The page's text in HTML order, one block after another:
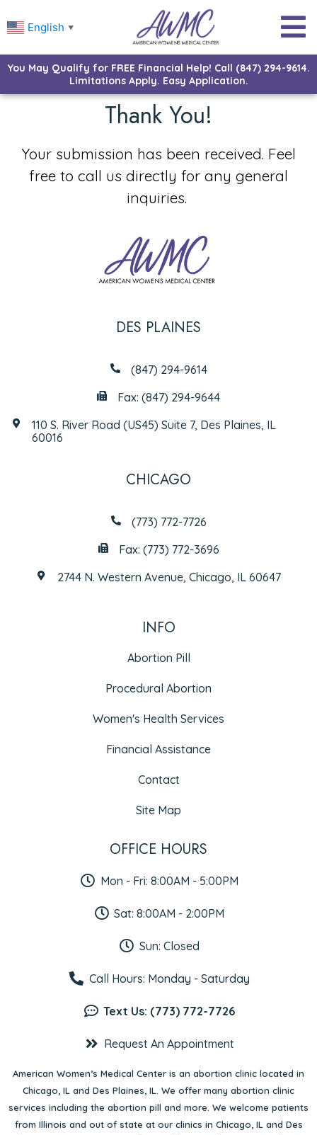
English ▼
You May Qualify for FREE Financial Help! Call (847) 294-9614.
Limitations Apply. Easy Application.
Thank You!
Your submission has been received. Feel
free to call us directly for any general
inquiries.
DES PLAINES
(847) 294-9614
Fax: (847) 294-9644
110 S. River Road (US45) Suite 7, Des Plaines, IL
60016
CHICAGO
(773) 772-7726
Fax: (773) 772-3696
2744 N. Western Avenue, Chicago, IL 60647
INFO
Abortion Pill
Procedural Abortion
Women's Health Services
Financial Assistance
Contact
Site Map
OFFICE HOURS
Mon - Fri: 8:00AM - 5:00PM
Sat: 8:00AM - 2:00PM
Sun: Closed
Call Hours: Monday - Saturday
Text Us: (773) 772-7726
Request An Appointment
American Women’s Medical Center is an abortion clinic located in
Chicago, IL and Des Plaines, IL. We offer many abortion clinic
services including the abortion pill and more. We welcome patients
from Illinois and out of state at our clinics in Chicago, IL and Des